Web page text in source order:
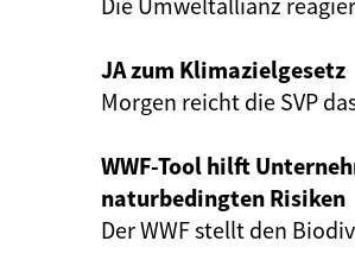
JA zum Klimazielgesetz
Morgen reicht die SVP
WWF-Tool hilft
naturbedingten Risiken
Der WWF stellt den